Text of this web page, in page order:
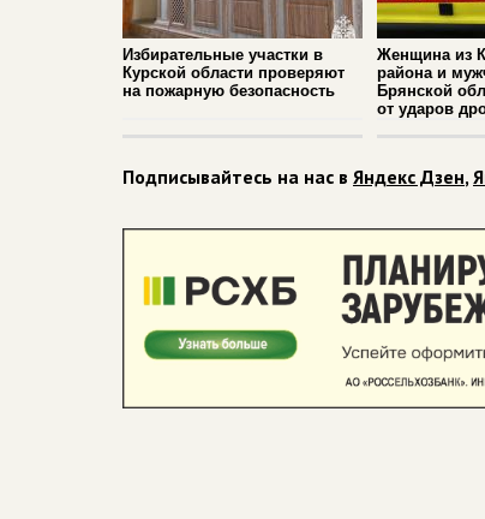
Избирательные участки в
Курской области проверяют
на пожарную безопасность
Женщина из
района и
Брянской
от ударов
Подписывайтесь на нас в Яндекс Дзен,